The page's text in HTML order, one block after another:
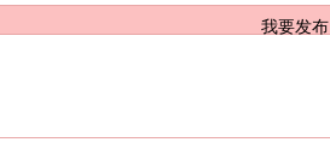
我要发布